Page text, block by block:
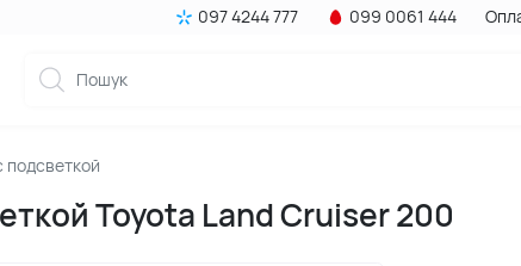
097 4244 777 099 0061 444
подсветкой
Toyota Land Cruiser 200